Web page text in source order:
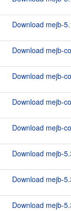
Download mejb-
Download mejb-
Download mejb-
Download mejb-
Download mejb-
Download mejb-
Download mejb-
Download mejb-